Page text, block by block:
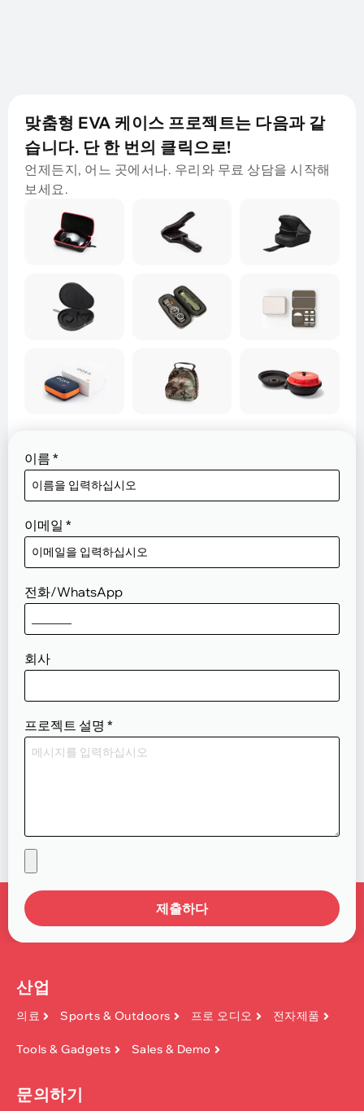
이름 *
이메일 *
전화/WhatsApp
회사
프로젝트 설명 *
제출하다
맞춤형 EVA 케이스 프로젝트는 다음과 같
습니다. 단 한 번의 클릭으로!
언제든지, 어느 곳에서나. 우리와 무료 상담을 시작해
보세요.
산업
의료 Sports & Outdoors 프로 오디오 전자제품
Tools & Gadgets Sales & Demo
문의하기